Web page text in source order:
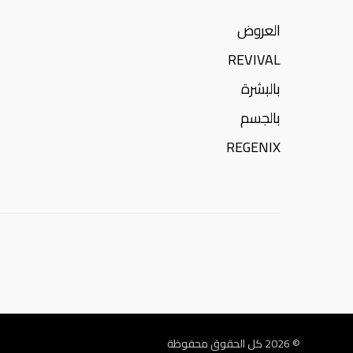
العروض
REVIVAL
بالبشرة
بالجسم
REGENIX
© 2026 كل الحقوق محفوظة